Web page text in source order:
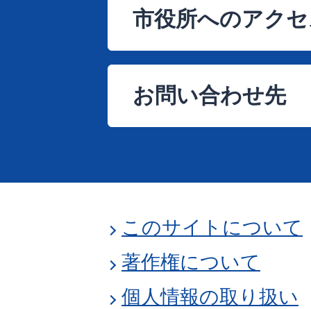
市役所へのアク
お問い合わせ先
このサイトについて
著作権について
個人情報の取り扱い